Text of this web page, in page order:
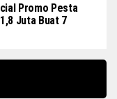
Promo Pesta
Juta Buat 7